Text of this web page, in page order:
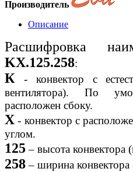
Производитель
Описание
Расшифровка
KX.125.258:
К
- конвектор с
вентилятора). По
расположен сбоку.
X - конвектор с
углом.
125– высота конвектора
258– ширина